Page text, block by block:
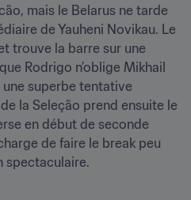
mais le Belarus ne tarde
de Yauheni Novikau. Le
trouve la barre sur une
Rodrigo n’oblige Mikhail
une superbe tentative
la Seleção prend ensuite le
en début de seconde
de faire le break peu
spectaculaire.